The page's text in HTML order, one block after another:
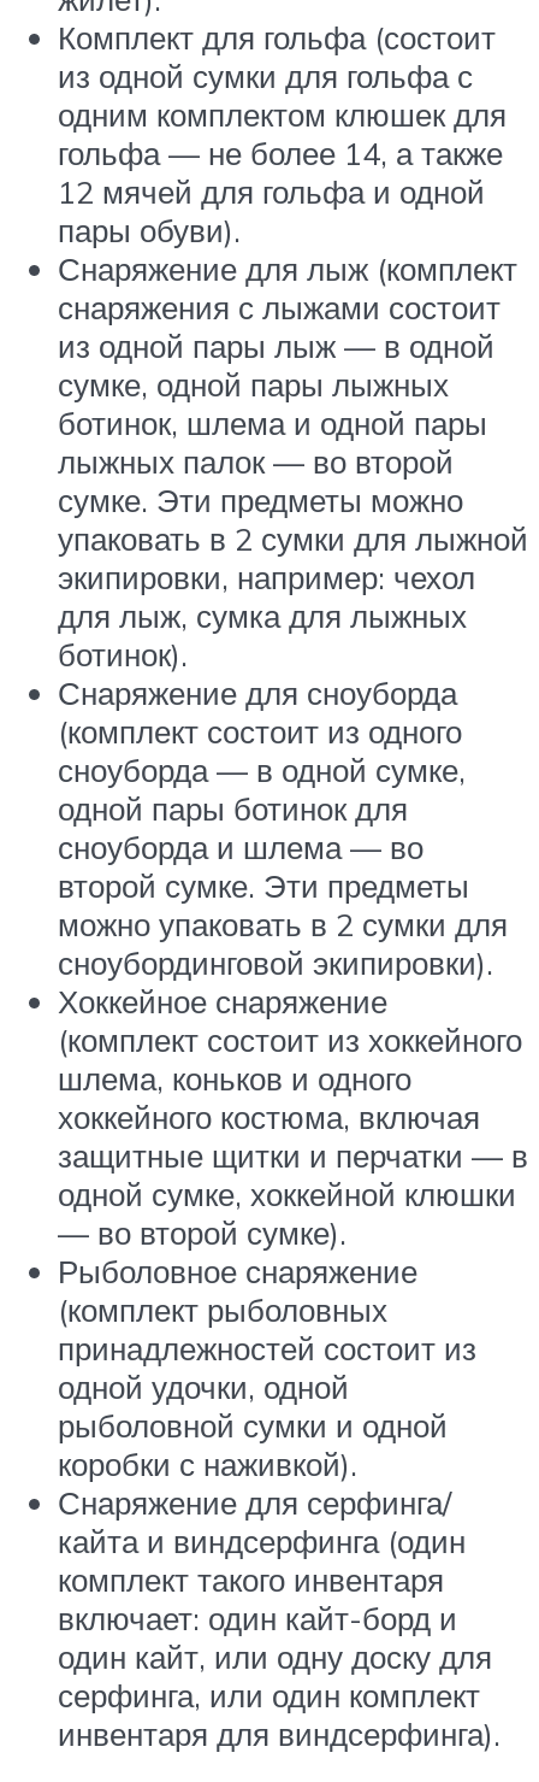
Комплект для гольфа (состоит
из одной сумки для гольфа с
одним комплектом клюшек для
гольфа — не более 14, а также
12 мячей для гольфа и одной
пары обуви).
Снаряжение для лыж (комплект
снаряжения с лыжами состоит
из одной пары лыж — в одной
сумке, одной пары лыжных
ботинок, шлема и одной пары
лыжных палок — во второй
сумке. Эти предметы можно
упаковать в 2 сумки для лыжной
экипировки, например: чехол
для лыж, сумка для лыжных
ботинок).
Снаряжение для сноуборда
(комплект состоит из одного
сноуборда — в одной сумке,
одной пары ботинок для
сноуборда и шлема — во
второй сумке. Эти предметы
можно упаковать в 2 сумки для
сноубординговой экипировки).
Хоккейное снаряжение
(комплект состоит из хоккейного
шлема, коньков и одного
хоккейного костюма, включая
защитные щитки и перчатки — в
одной сумке, хоккейной клюшки
— во второй сумке).
Рыболовное снаряжение
(комплект рыболовных
принадлежностей состоит из
одной удочки, одной
рыболовной сумки и одной
коробки с наживкой).
Снаряжение для серфинга/
кайта и виндсерфинга (один
комплект такого инвентаря
включает: один кайт-борд и
один кайт, или одну доску для
серфинга, или один комплект
инвентаря для виндсерфинга).